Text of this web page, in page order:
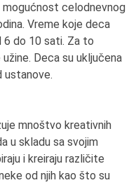
mogućnost celodnevnog
Vreme koje deca
6 do 10 sati. Za to
Deca su uključena
ustanove.
mnoštvo kreativnih
u skladu sa svojim
i kreiraju različite
od njih kao što su